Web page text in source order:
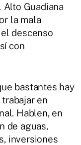
Guadiana
la mala
descenso
con
bastantes hay
en
Hablen, en
de aguas,
inversiones